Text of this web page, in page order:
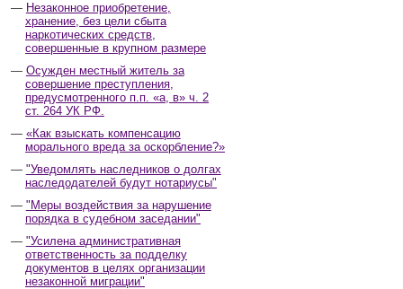
Незаконное приобретение,
хранение, без цели сбыта
наркотических средств,
совершенные в крупном размере
Осужден местный житель за
совершение преступления,
предусмотренного п.п. «а, в» ч. 2
ст. 264 УК РФ.
«Как взыскать компенсацию
морального вреда за оскорбление?»
"Уведомлять наследников о долгах
наследодателей будут нотариусы"
"Меры воздействия за нарушение
порядка в судебном заседании"
"Усилена административная
ответственность за подделку
документов в целях организации
незаконной миграции"